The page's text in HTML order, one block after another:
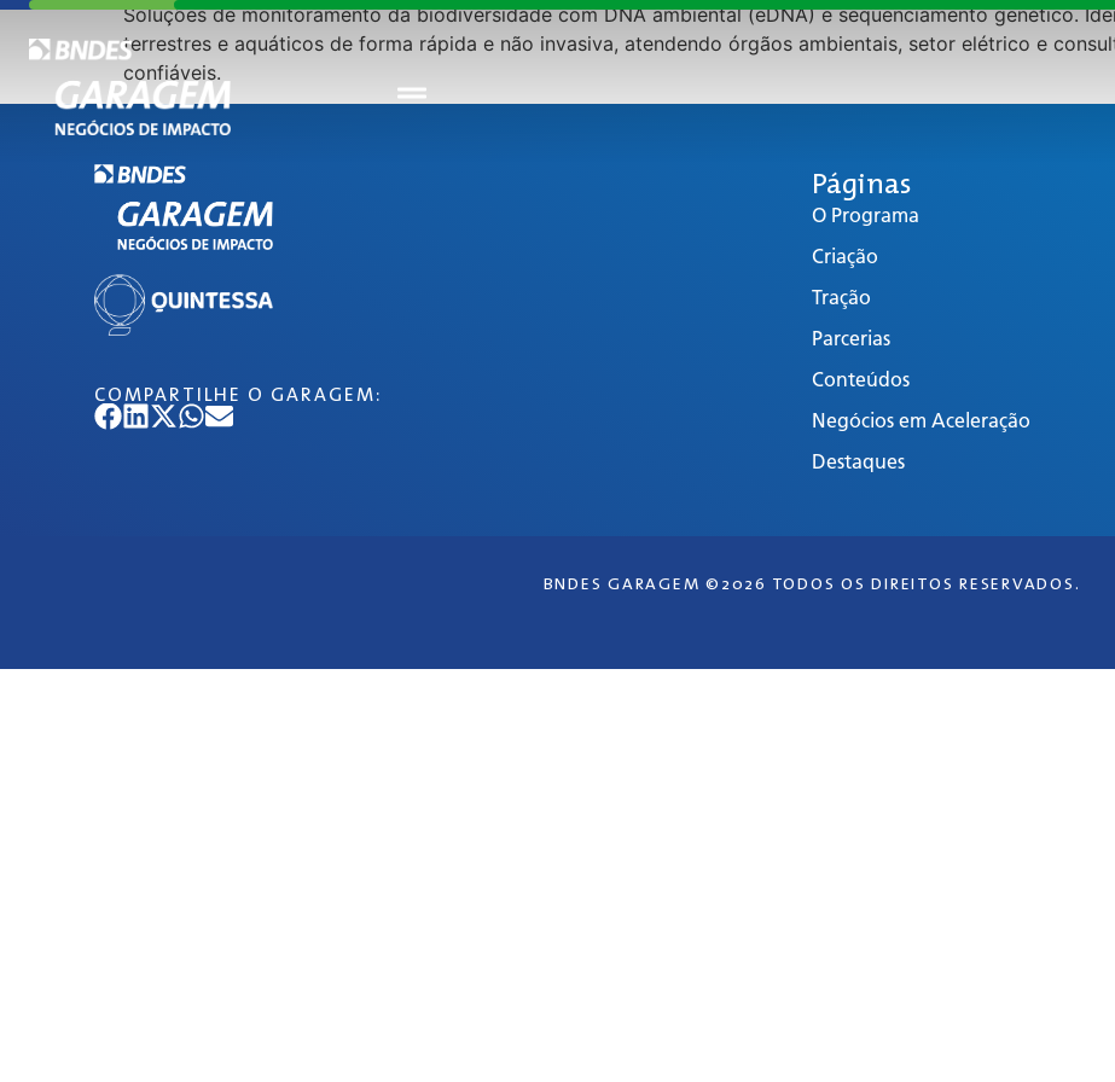
Soluções de monitoramento da biodiversidade com DNA ambiental (eDNA) e sequenciamento genético.
terrestres e aquáticos de forma rápida e não invasiva, atendendo órgãos ambientais, setor elétrico e
confiáveis.
COMPARTILHE O GARAGEM:
Páginas
O Programa
Criação
Tração
Parcerias
Conteúdos
Negócios em Aceleração
Destaques
BNDES GARAGEM ©2026 TODOS OS DIREITOS RESERVADOS.